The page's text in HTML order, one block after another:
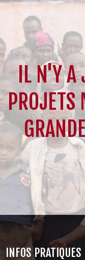
IL N'Y A
PROJETS
INFOS PRATIQUES